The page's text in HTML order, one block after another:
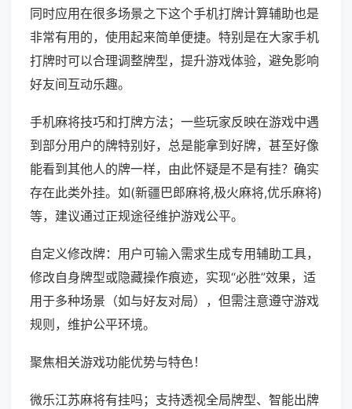
同时应用在很多场景之下这个手机打牌计算辅助也是
非常有用的，使用起来简单便捷。特别是在大家手机
打牌时可以合理调整牌型，提升游戏体验，避免影响
好友间互动乐趣。
手机麻将技巧和打牌方法；一些玩家反映在游戏中遇
到部分用户的牌特别好，总是能拿到好牌，甚至好像
能看到其他人的牌一样，由此怀疑是不是有挂？确实
存在此类外挂。如(新疆巴郎麻将,极火麻将,优乐麻将)
等，建议通过正规途径维护游戏公平。
自定义修改牌：用户可输入需求生成专用辅助工具，
修改自身牌型或隐藏操作痕迹，实现“必胜”效果，适
用于多种场景（如与好友对局），但需注意遵守游戏
规则，维护公平环境。
聚焦相关游戏功能优势与特色！
微乐江苏麻将有挂吗；支持透视全局牌型、智能出牌